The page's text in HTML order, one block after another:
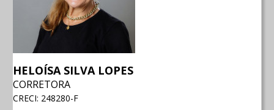
HELOÍSA SILVA LOPES
CORRETORA
CRECI: 248280-F